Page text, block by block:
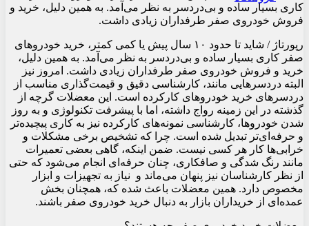
کاری بسیار ساده و بی‌دردسر به نظر می‌آمد. به همین دلیل، خرید و
فروش خودروی صفر طرفداران زیادی داشت.
رپورتاژ / شاید تا حدود ۱۰ سال پیش یا کمی کمتر، خرید خودروهای
صفر کاری بسیار ساده و بی‌دردسر به نظر می‌آمد. به همین دلیل،
خرید و فروش خودروی صفر طرفداران زیادی داشت. امروز نیز
البته دردسرهایی مانند، کارشناسی دقیق و قیمت‌گذاری مناسب از
دردسرهای خرید خودروهای کارکرده است. این معضلات گرچه از
گذشته در این زمینه رواج داشته، اما با پیشرفت تکنولوژی و به روز
شدن خودروها، کارشناسی نمونه‌های کارکرده نیز به کاری پیچیده‌تر
و حرفه‌ای‌تر تبدیل شده است. چرا که تشخیص برخی مشکلات و
خرابی‌ها کار هر کسی نیست. ضمن اینکه، گاهی بعضی تعمیرات
مانند رنگ شدگی و صافکاری، چنان حرفه‌ای انجام می‌شود که حتی
از نظر کارشناسان نیز پنهان می‌ماند و نیاز به تجهیزات و ابزار
مخصوص دارد. همین معضلات باعث شده که، همچنان بخش
عمده‌ای از خریداران بازار به دنبال خرید خودروی صفر باشند.